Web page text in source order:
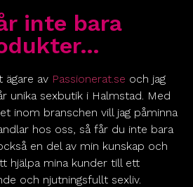
inte bara
ägare av Passionerat.se och jag
unika sexbutik i Halmstad. Med
inom branschen vill jag påminna
hos oss, så får du inte bara
en del av min kunskap och
hjälpa mina kunder till ett
och njutningsfullt sexliv.